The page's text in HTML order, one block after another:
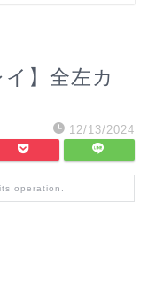
】全左カ
12/13/2024
operation.